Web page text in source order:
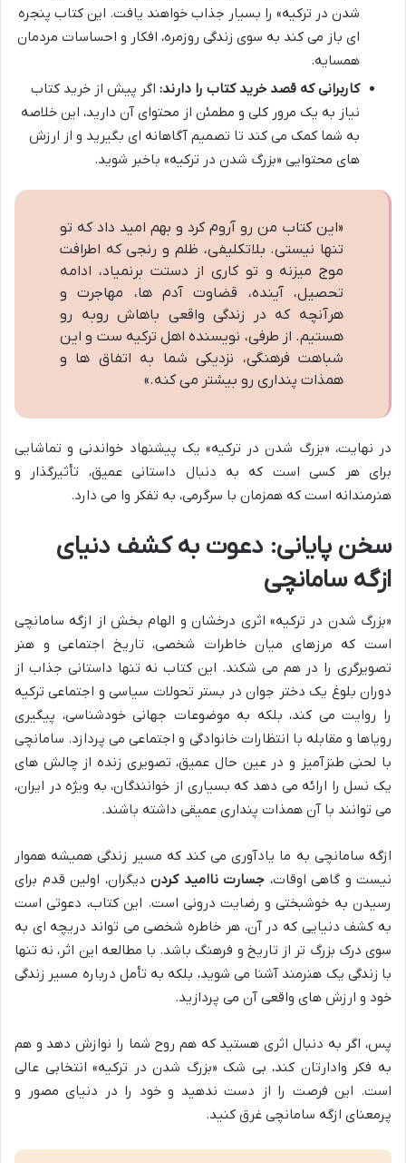
شدن در ترکیه» را بسیار جذاب خواهند یافت. این کتاب پنجره
ای باز می کند به سوی زندگی روزمره، افکار و احساسات مردمان
همسایه.
کاربرانی که قصد خرید کتاب را دارند: اگر پیش از خرید کتاب
نیاز به یک مرور کلی و مطمئن از محتوای آن دارید، این خلاصه
به شما کمک می کند تا تصمیم آگاهانه ای بگیرید و از ارزش
های محتوایی «بزرگ شدن در ترکیه» باخبر شوید.
«این کتاب من رو آروم کرد و بهم امید داد که تو
تنها نیستی. بلاتکلیفی، ظلم و رنجی که اطرافت
موج میزنه و تو کاری از دستت برنمیاد، ادامه
تحصیل، آینده، قضاوت آدم ها، مهاجرت و
هرآنچه که در زندگی واقعی باهاش روبه رو
هستیم. از طرفی، نویسنده اهل ترکیه ست و این
شباهت فرهنگی، نزدیکی شما به اتفاق ها و
همذات پنداری رو بیشتر می کنه.»
در نهایت، «بزرگ شدن در ترکیه» یک پیشنهاد خواندنی و تماشایی
برای هر کسی است که به دنبال داستانی عمیق، تأثیرگذار و
هنرمندانه است که همزمان با سرگرمی، به تفکر وا می دارد.
سخن پایانی: دعوت به کشف دنیای
ازگه سامانچی
«بزرگ شدن در ترکیه» اثری درخشان و الهام بخش از ازگه سامانچی
است که مرزهای میان خاطرات شخصی، تاریخ اجتماعی و هنر
تصویرگری را در هم می شکند. این کتاب نه تنها داستانی جذاب از
دوران بلوغ یک دختر جوان در بستر تحولات سیاسی و اجتماعی ترکیه
را روایت می کند، بلکه به موضوعات جهانی خودشناسی، پیگیری
رویاها و مقابله با انتظارات خانوادگی و اجتماعی می پردازد. سامانچی
با لحنی طنزآمیز و در عین حال عمیق، تصویری زنده از چالش های
یک نسل را ارائه می دهد که بسیاری از خوانندگان، به ویژه در ایران،
می توانند با آن همذات پنداری عمیقی داشته باشند.
ازگه سامانچی به ما یادآوری می کند که مسیر زندگی همیشه هموار
نیست و گاهی اوقات، جسارت ناامید کردن دیگران، اولین قدم برای
رسیدن به خوشبختی و رضایت درونی است. این کتاب، دعوتی است
به کشف دنیایی که در آن، هر خاطره شخصی می تواند دریچه ای به
سوی درک بزرگ تر از تاریخ و فرهنگ باشد. با مطالعه این اثر، نه تنها
با زندگی یک هنرمند آشنا می شوید، بلکه به تأمل درباره مسیر زندگی
خود و ارزش های واقعی آن می پردازید.
پس، اگر به دنبال اثری هستید که هم روح شما را نوازش دهد و هم
به فکر وادارتان کند، بی شک «بزرگ شدن در ترکیه» انتخابی عالی
است. این فرصت را از دست ندهید و خود را در دنیای مصور و
پرمعنای ازگه سامانچی غرق کنید.